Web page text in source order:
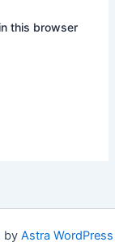
this browser
by Astra WordPress